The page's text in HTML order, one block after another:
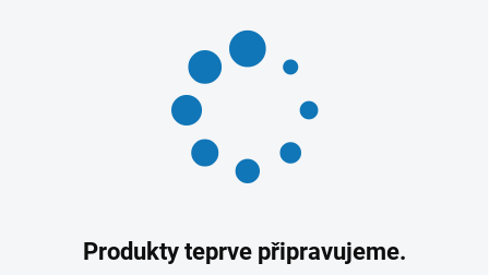
Produkty teprve připravujeme.